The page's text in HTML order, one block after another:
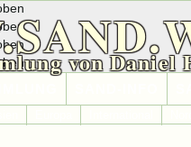
von Daniel